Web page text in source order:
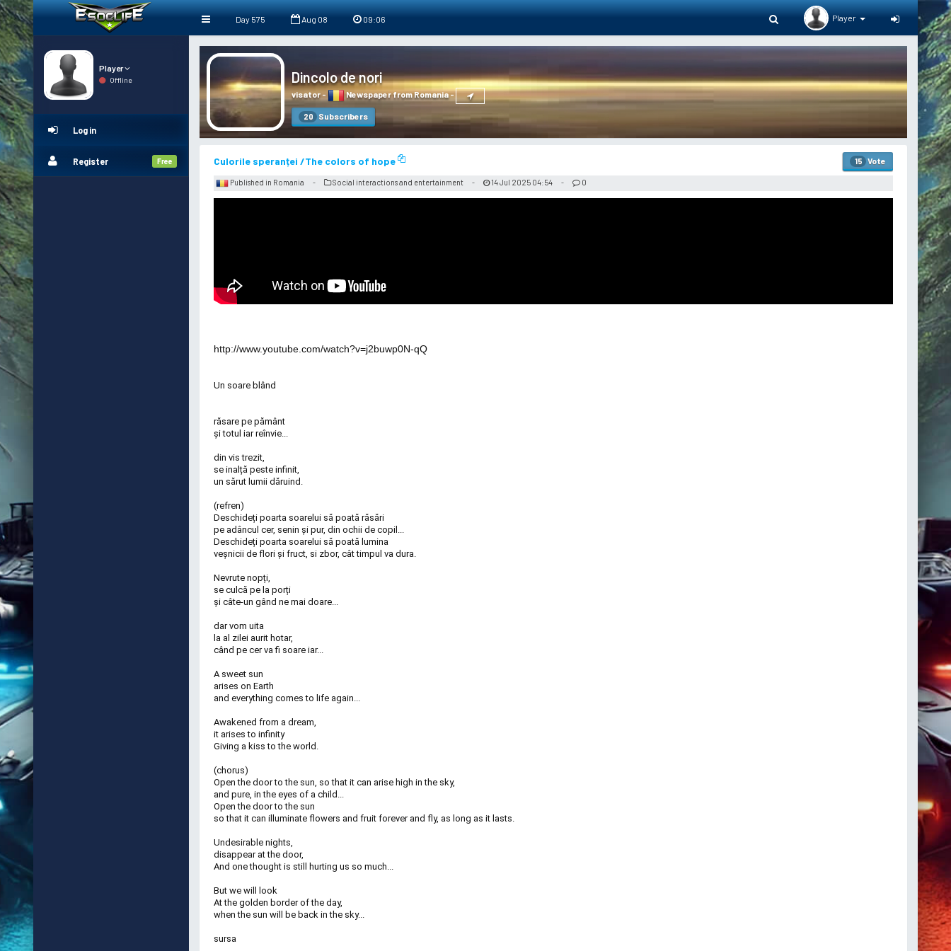
Day 575 Aug 08 09:06 Player
Player
Offline
Log in
Register Free
Dincolo de nori
visator - Newspaper from Romania-
20 Subscribers
Culorile speranței /The colors of hope 15 Vote
Published in Romania - Social interactions and entertainment - 14 Jul 2025 04:54 - 0
http://www.youtube.com/watch?v=j2buwp0N-qQ
Un soare blând
răsare pe pământ
și totul iar reînvie...
din vis trezit,
se inalță peste infinit,
un sărut lumii dăruind.
(refren)
Deschideți poarta soarelui să poată răsări
pe adâncul cer, senin și pur, din ochii de copil...
Deschideți poarta soarelui să poată lumina
veșnicii de flori și fruct, si zbor, cât timpul va dura.
Nevrute nopți,
se culcă pe la porți
și câte-un gând ne mai doare...
dar vom uita
la al zilei aurit hotar,
când pe cer va fi soare iar...
A sweet sun
arises on Earth
and everything comes to life again...
Awakened from a dream,
it arises to infinity
Giving a kiss to the world.
(chorus)
Open the door to the sun, so that it can arise high in the sky,
and pure, in the eyes of a child...
Open the door to the sun
so that it can illuminate flowers and fruit forever and fly, as long as it lasts.
Undesirable nights,
disappear at the door,
And one thought is still hurting us so much...
But we will look
At the golden border of the day,
when the sun will be back in the sky...
sursa